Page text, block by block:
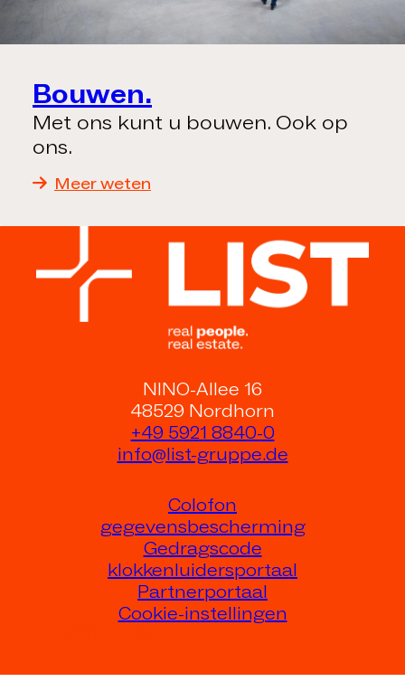
Bouwen.
Met ons kunt u bouwen. Ook op
ons.
Meer weten
NINO-Allee 16
48529 Nordhorn
+49 5921 8840-0
info@list-gruppe.de
Colofon
gegevensbescherming
Gedragscode
klokkenluidersportaal
Partnerportaal
Cookie-instellingen